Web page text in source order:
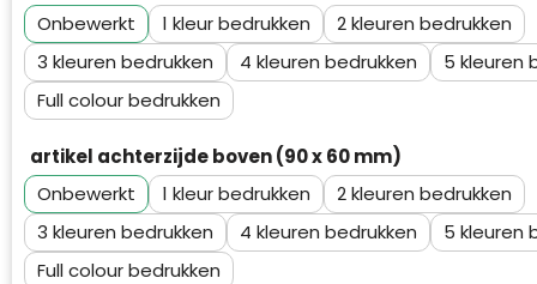
Onbewerkt
1
2
3
4
5
Full colour
artikel achterzijde boven (90 x 60 mm)
Onbewerkt
1
2
3
4
5
Full colour